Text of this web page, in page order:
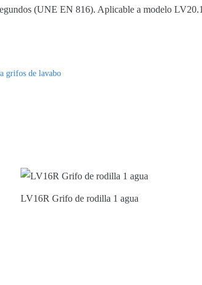
(UNE EN 816). Aplicable a modelo
grifos de lavabo
LV16R Grifo de rodilla 1 agua